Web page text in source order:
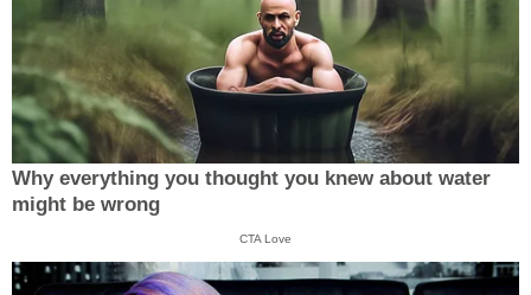
Why everything you thought you knew about water
might be wrong
CTA Love